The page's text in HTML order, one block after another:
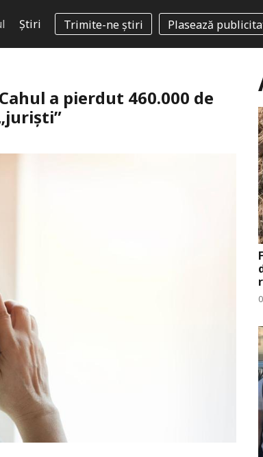
Știri Trimite-ne știri Plasează
a pierdut 460.000 de